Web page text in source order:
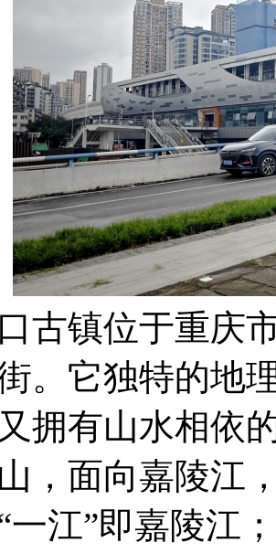
古镇位于重庆
。它独特的地
拥有山水相依
，面向嘉陵江
一江”即嘉陵江